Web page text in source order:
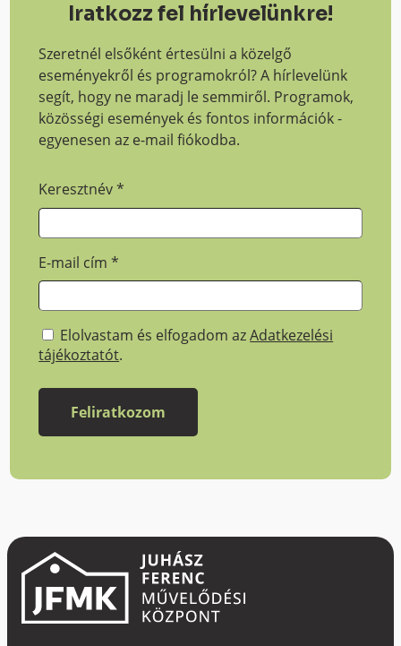
Iratkozz fel hírlevelünkre!
Szeretnél elsőként értesülni a közelgő
eseményekről és programokról? A hírlevelünk
segít, hogy ne maradj le semmiről. Programok,
közösségi események és fontos információk -
egyenesen az e-mail fiókodba.
Keresztnév*
E-mail cím*
Elolvastam és elfogadom azAdatkezelési
tájékoztatót.